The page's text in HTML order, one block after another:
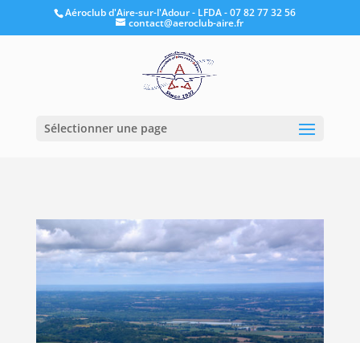
Aéroclub d'Aire-sur-l'Adour - LFDA - 07 82 77 32 56
contact@aeroclub-aire.fr
Sélectionner une page